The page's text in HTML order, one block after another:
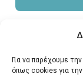
Για να παρέχουμε
όπως cookies για